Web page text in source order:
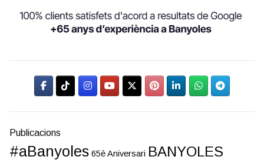
Publicacions
#aBanyoles 65è Aniversari BANYOLES